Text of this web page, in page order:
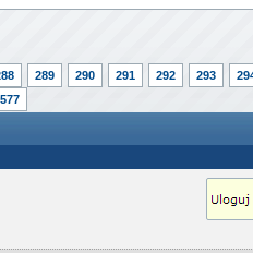
289 290 291 292 293
577